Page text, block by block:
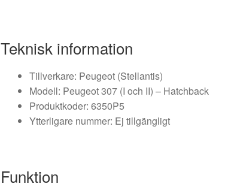
Teknisk information
Tillverkare: Peugeot (Stellantis)
Modell: Peugeot 307 (I och II) – Hatchback
Produktkoder: 6350P5
Ytterligare nummer: Ej tillgängligt
Funktion